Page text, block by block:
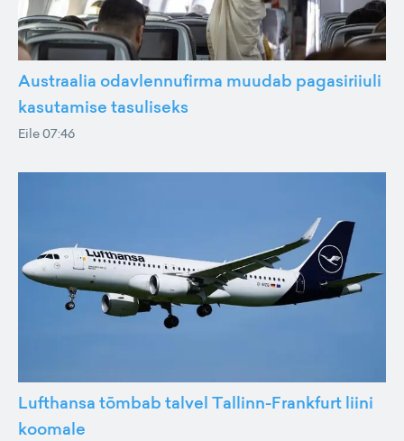
Austraalia odavlennufirma muudab pagasiriiuli
kasutamise tasuliseks
Eile 07:46
Lufthansa tõmbab talvel Tallinn-Frankfurt liini
koomale